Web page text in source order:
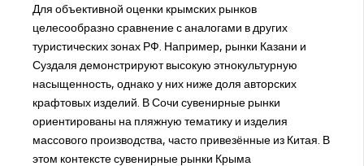
Для объективной оценки крымских рынков
целесообразно сравнение с аналогами в других
туристических зонах РФ. Например, рынки Казани и
Суздаля демонстрируют высокую этнокультурную
насыщенность, однако у них ниже доля авторских
крафтовых изделий. В Сочи сувенирные рынки
ориентированы на пляжную тематику и изделия
массового производства, часто привезённые из Китая. В
этом контексте сувенирные рынки Крыма